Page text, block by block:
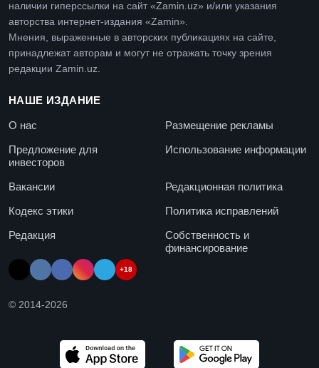
наличии гиперссылки на сайт «Zamin.uz» и/или указания
авторства интернет-издания «Zamin».
Мнения, выраженные в авторских публикациях на сайте,
принадлежат авторам и могут не отражать точку зрения
редакции Zamin.uz.
НАШЕ ИЗДАНИЕ
О нас
Размещение рекламы
Предложение для
инвесторов
Использование информации
Вакансии
Редакционная политика
Кодекс этики
Политика исправлений
Редакция
Собственность и
финансирование
+18
© 2014-2026